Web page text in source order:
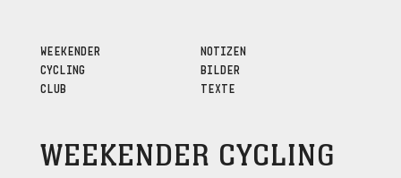
WEEKENDER
CYCLING
CLUB
NOTIZEN
BILDER
TEXTE
WEEKENDER CYCLING